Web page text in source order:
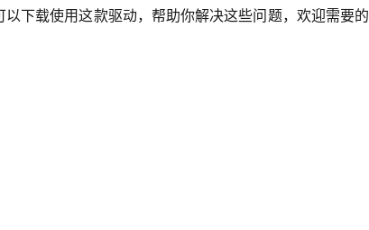
下载使用这款驱动，帮助你解决这些问题，欢迎需要的